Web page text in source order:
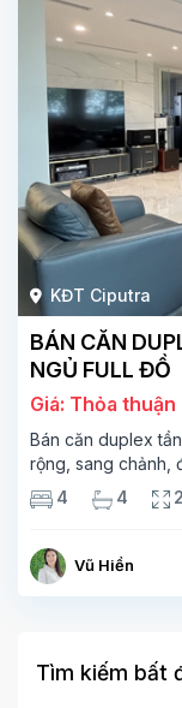
KĐT Ciputra
BÁN CĂN
NGỦ FULL ĐỒ
Giá: Thỏa thuận
Bán căn duplex
rộng, sang chảnh,
tầng. Tầng 1 rộng
phòng bếp, 2
4 4
Vũ Hiền
Tìm kiếm bất